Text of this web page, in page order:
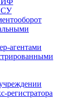
агентами
регистратора